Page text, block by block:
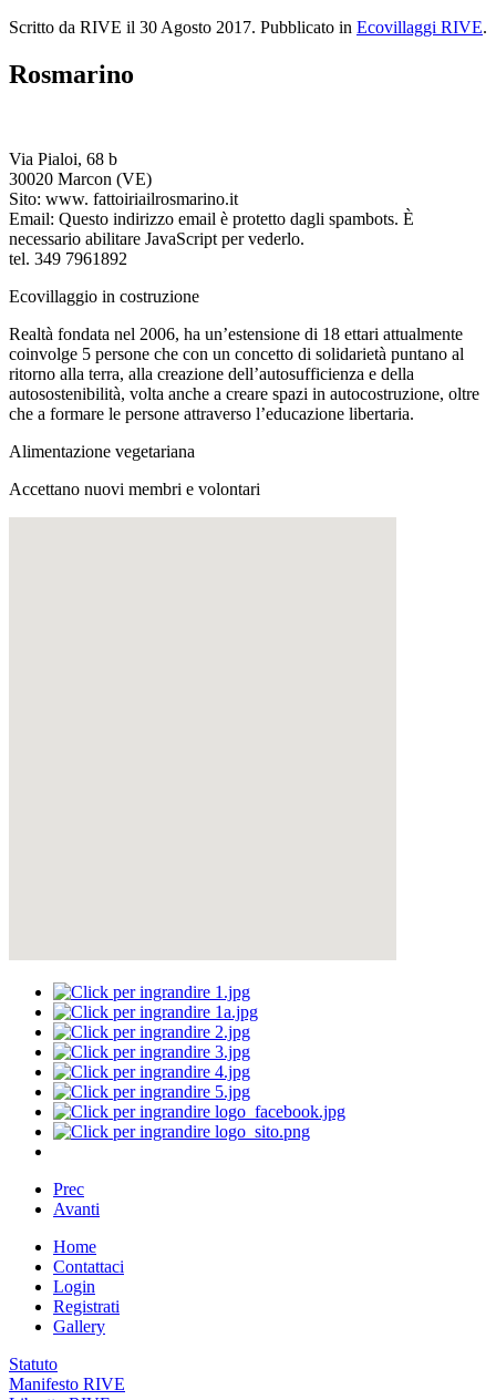
Scritto da RIVE il 30 Agosto 2017. Pubblicato in Ecovillaggi RIVE.
Rosmarino
Via Pialoi, 68 b
30020 Marcon (VE)
Sito: www. fattoiriailrosmarino.it
Email: Questo indirizzo email è protetto dagli spambots. È
necessario abilitare JavaScript per vederlo.
tel. 349 7961892
Ecovillaggio in costruzione
Realtà fondata nel 2006, ha un’estensione di 18 ettari attualmente
coinvolge 5 persone che con un concetto di solidarietà puntano al
ritorno alla terra, alla creazione dell’autosufficienza e della
autosostenibilità, volta anche a creare spazi in autocostruzione, oltre
che a formare le persone attraverso l’educazione libertaria.
Alimentazione vegetariana
Accettano nuovi membri e volontari
Prec
Avanti
Home
Contattaci
Login
Registrati
Gallery
Statuto
Manifesto RIVE